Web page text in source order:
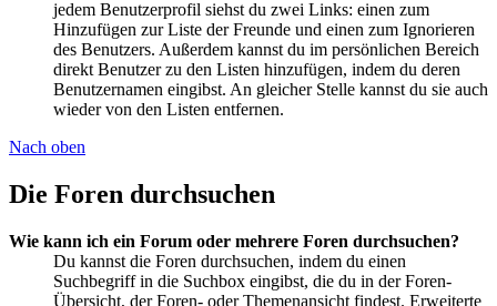
jedem Benutzerprofil siehst du zwei Links: einen zum
Hinzufügen zur Liste der Freunde und einen zum Ignorieren
des Benutzers. Außerdem kannst du im persönlichen Bereich
direkt Benutzer zu den Listen hinzufügen, indem du deren
Benutzernamen eingibst. An gleicher Stelle kannst du sie auch
wieder von den Listen entfernen.
Nach oben
Die Foren durchsuchen
Wie kann ich ein Forum oder mehrere Foren durchsuchen?
Du kannst die Foren durchsuchen, indem du einen
Suchbegriff in die Suchbox eingibst, die du in der Foren-
Übersicht, der Foren- oder Themenansicht findest. Erweiterte